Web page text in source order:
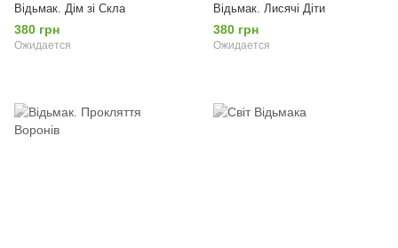
Відьмак. Дім зі Скла
380 грн
Ожидается
Відьмак. Лисячі Діти
380 грн
Ожидается